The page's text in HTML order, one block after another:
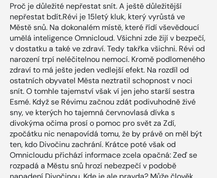
Proč je důležité nepřestat snít. A ještě důležitější
nepřestat bdít.Révi je 15letý kluk, který vyrůstá ve
Městě snů. Na dokonalém místě, které řídí vševědoucí
umělá inteligence Omnicloud. Všichni zde žijí v bezpečí,
v dostatku a také ve zdraví. Tedy takřka všichni. Révi od
narození trpí neléčitelnou nemocí. Kromě podlomeného
zdraví to má ješte jeden vedlejší efekt. Na rozdíl od
ostatních obyvatel Města neztratil schopnost v noci
snít. O tomhle tajemství však ví jen jeho starší sestra
Esmé. Když se Révimu začnou zdát podivuhodně živé
sny, ve kterých ho tajemná červnovlasá dívka s
divokýma očima prosí o pomoc pro svět za Zdí,
zpočátku nic nenapovídá tomu, že by právě on měl být
ten, kdo Divočinu zachrání. Krátce poté však od
Omnicloudu přichází informace zcela opačná: Zeď se
rozpadá a Městu snů hrozí nebezpečí v podobě